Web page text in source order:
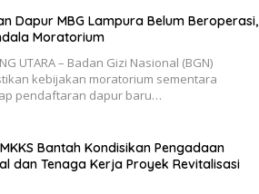
Dapur MBG Lampura Belum Beroperasi,
Moratorium
UTARA – Badan Gizi Nasional (BGN)
kebijakan moratorium sementara
pendaftaran dapur baru…
Bantah Kondisikan Pengadaan
dan Tenaga Kerja Proyek Revitalisasi